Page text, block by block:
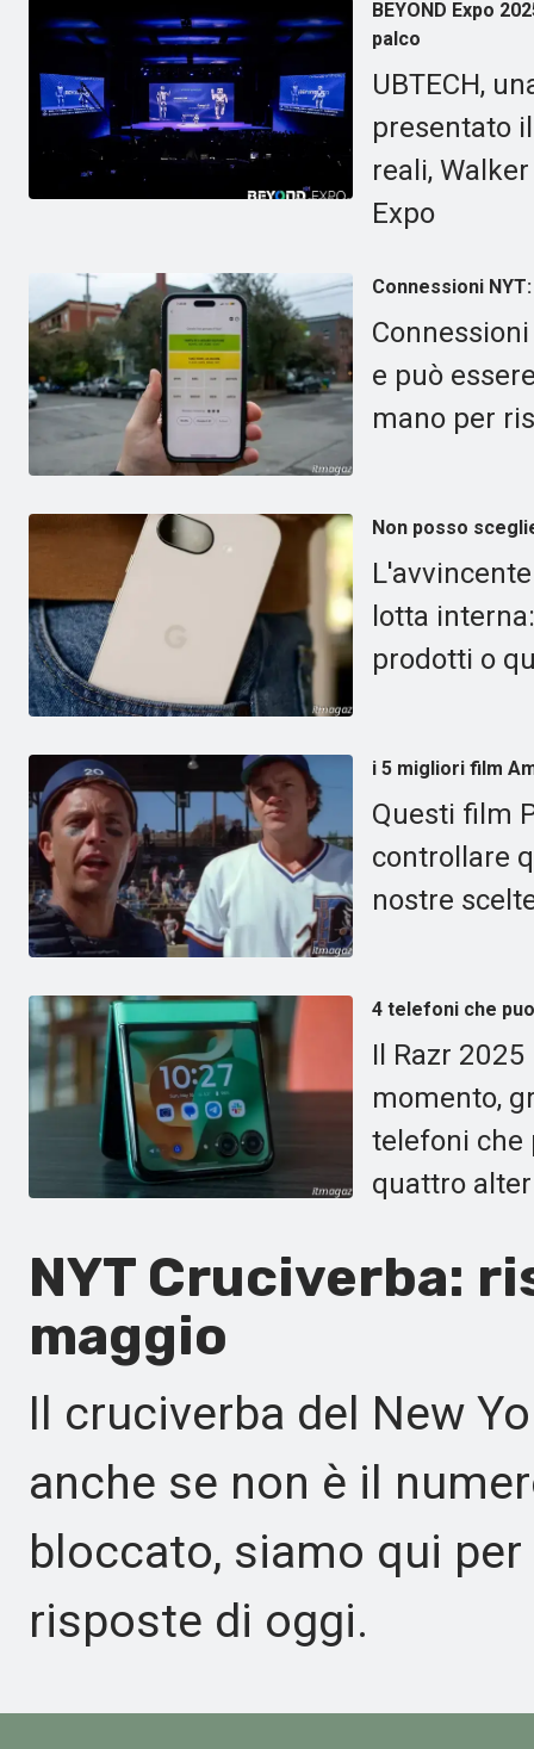
BEYOND Expo
palco
UBTECH,
presentato
reali,
Expo
Connessioni
e può
mano per
Non posso
lotta
prodotti o
i 5 migliori film
Questi film
controllare
nostre
4 telefoni che
Il Razr
momento,
telefoni che
quattro
NYT Cruciverba:
maggio
Il cruciverba del New
anche se non è il
bloccato, siamo qui
risposte di oggi.